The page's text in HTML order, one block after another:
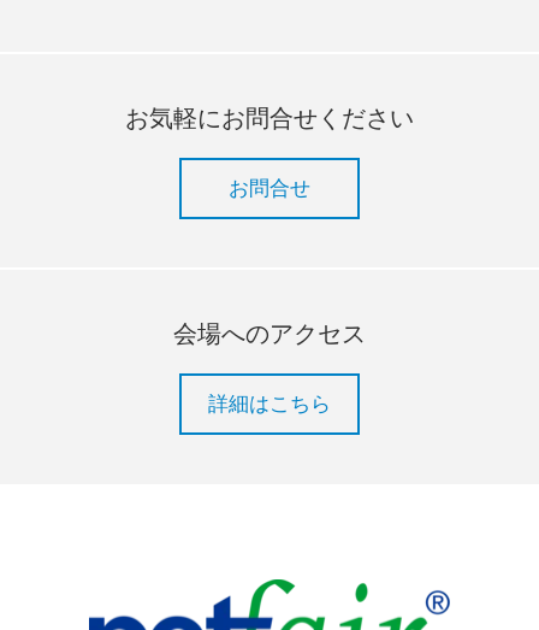
お気軽にお問合せください
お問合せ
会場へのアクセス
詳細はこちら